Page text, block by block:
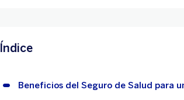
Índice
Beneficios del Seguro de Salud para